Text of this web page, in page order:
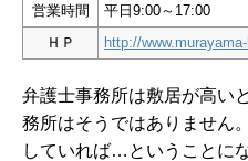
営業時間
平日9:00～17:00
ＨＰ
http://
弁護士事務所は敷居が高い
務所はそうではありません
していれば…ということに